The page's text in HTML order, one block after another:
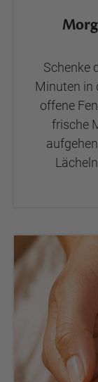
Schenke
Minuten in
offene
frische